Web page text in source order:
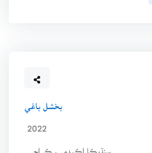
بخشل باغي
2022
سنڌيڪا اڪيڊمي، ڪراچي